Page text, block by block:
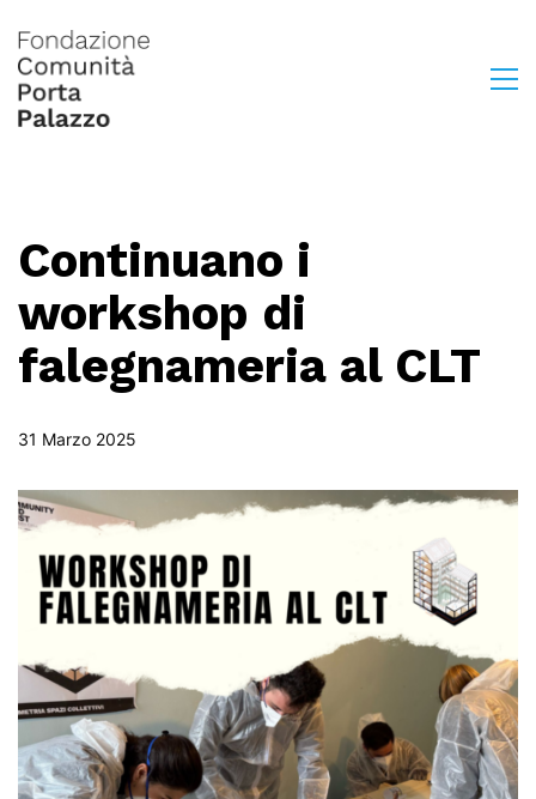
Continuano i
workshop di
falegnameria al CLT
31 Marzo 2025